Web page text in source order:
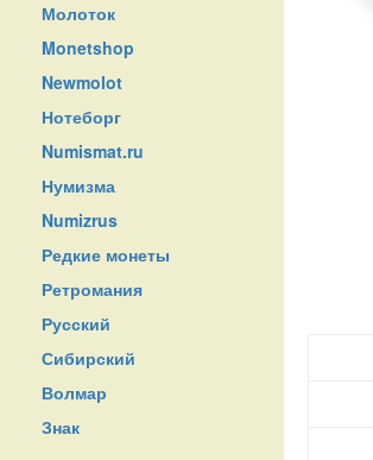
Молоток
Monetshop
Newmolot
Нотеборг
Numismat.ru
Нумизма
Numizrus
Редкие монеты
Ретромания
Русский
Сибирский
Волмар
Знак